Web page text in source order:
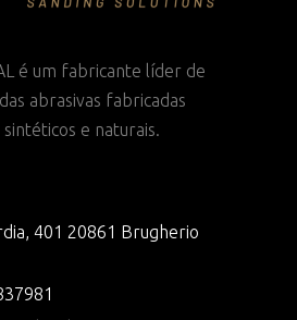
é um fabricante líder de
abrasivas fabricadas
e naturais.
401 20861 Brugherio